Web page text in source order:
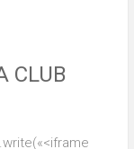
CLUB